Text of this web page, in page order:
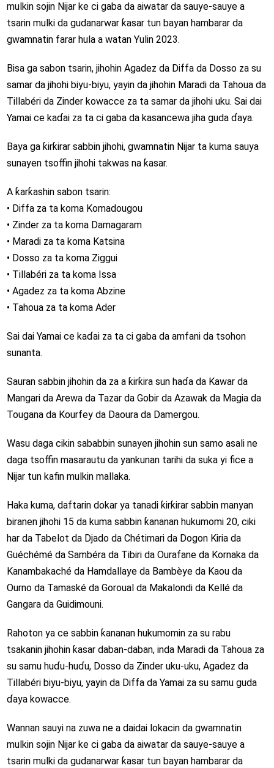
mulkin sojin Nijar ke ci gaba da aiwatar da sauye-sauye a
tsarin mulki da gudanarwar ƙasar tun bayan hambarar da
gwamnatin farar hula a watan Yulin 2023.
Bisa ga sabon tsarin, jihohin Agadez da Diffa da Dosso za su
samar da jihohi biyu-biyu, yayin da jihohin Maradi da Tahoua da
Tillabéri da Zinder kowacce za ta samar da jihohi uku. Sai dai
Yamai ce kaɗai za ta ci gaba da kasancewa jiha guda ɗaya.
Baya ga ƙirƙirar sabbin jihohi, gwamnatin Nijar ta kuma sauya
sunayen tsoffin jihohi takwas na ƙasar.
A ƙarƙashin sabon tsarin:
• Diffa za ta koma Komadougou
• Zinder za ta koma Damagaram
• Maradi za ta koma Katsina
• Dosso za ta koma Ziggui
• Tillabéri za ta koma Issa
• Agadez za ta koma Abzine
• Tahoua za ta koma Ader
Sai dai Yamai ce kaɗai za ta ci gaba da amfani da tsohon
sunanta.
Sauran sabbin jihohin da za a ƙirƙira sun haɗa da Kawar da
Mangari da Arewa da Tazar da Gobir da Azawak da Magia da
Tougana da Kourfey da Daoura da Damergou.
Wasu daga cikin sababbin sunayen jihohin sun samo asali ne
daga tsoffin masarautu da yankunan tarihi da suka yi fice a
Nijar tun kafin mulkin mallaka.
Haka kuma, daftarin dokar ya tanadi ƙirƙirar sabbin manyan
biranen jihohi 15 da kuma sabbin ƙananan hukumomi 20, ciki
har da Tabelot da Djado da Chétimari da Dogon Kiria da
Guéchémé da Sambéra da Tibiri da Ourafane da Kornaka da
Kanambakaché da Hamdallaye da Bambèye da Kaou da
Ourno da Tamaské da Goroual da Makalondi da Kellé da
Gangara da Guidimouni.
Rahoton ya ce sabbin ƙananan hukumomin za su rabu
tsakanin jihohin ƙasar daban-daban, inda Maradi da Tahoua za
su samu huɗu-huɗu, Dosso da Zinder uku-uku, Agadez da
Tillabéri biyu-biyu, yayin da Diffa da Yamai za su samu guda
ɗaya kowacce.
Wannan sauyi na zuwa ne a daidai lokacin da gwamnatin
mulkin sojin Nijar ke ci gaba da aiwatar da sauye-sauye a
tsarin mulki da gudanarwar ƙasar tun bayan hambarar da